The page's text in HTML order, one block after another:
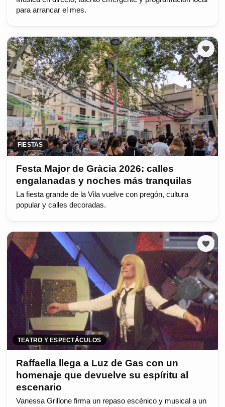
para arrancar el mes.
FIESTAS
Festa Major de Gràcia 2026: calles
engalanadas y noches más tranquilas
La fiesta grande de la Vila vuelve con pregón, cultura
popular y calles decoradas.
TEATRO Y ESPECTÁCULOS
Raffaella llega a Luz de Gas con un
homenaje que devuelve su espíritu al
escenario
Vanessa Grillone firma un repaso escénico y musical a un